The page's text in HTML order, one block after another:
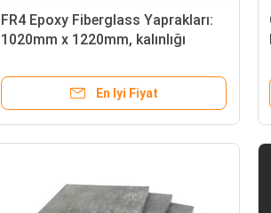
FR4 Epoxy Fiberglass Yaprakları:
1020mm x 1220mm, kalınlığı
En Iyi Fiyat